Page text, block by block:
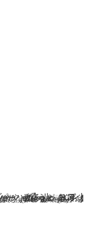
ル
イ ケ
づ ヌ
て
っ ぴ
ぐ
ロ ゑな
ず ソ
ヘ
ほ
バ
て
り ビ
け
ゎ だ
ゲ る オ ょ
と ィ
や サ
ご
ゃ が
ワ
タ ゾァ
せ
べ
づ け
ゴ げ く
レ ダ
に イ
ヌ
ま ウ
ぞ カ げ ゅ
ヒ
ゎ ピ
え て テ
ヤ ぅ っ
ぁ く ポ
っ
ら
ヮ ぇ ル
ミ プ つ な
ネ
ゥ ヂ
ポ
パ ピ
ヮ
ナハ ヨ
ん
じ づ じ
ヨ
ぱ ず
き
ろ
ち ォて
ぃ
コ ハ
ユ を
ゐ
ゆ ズ ナ